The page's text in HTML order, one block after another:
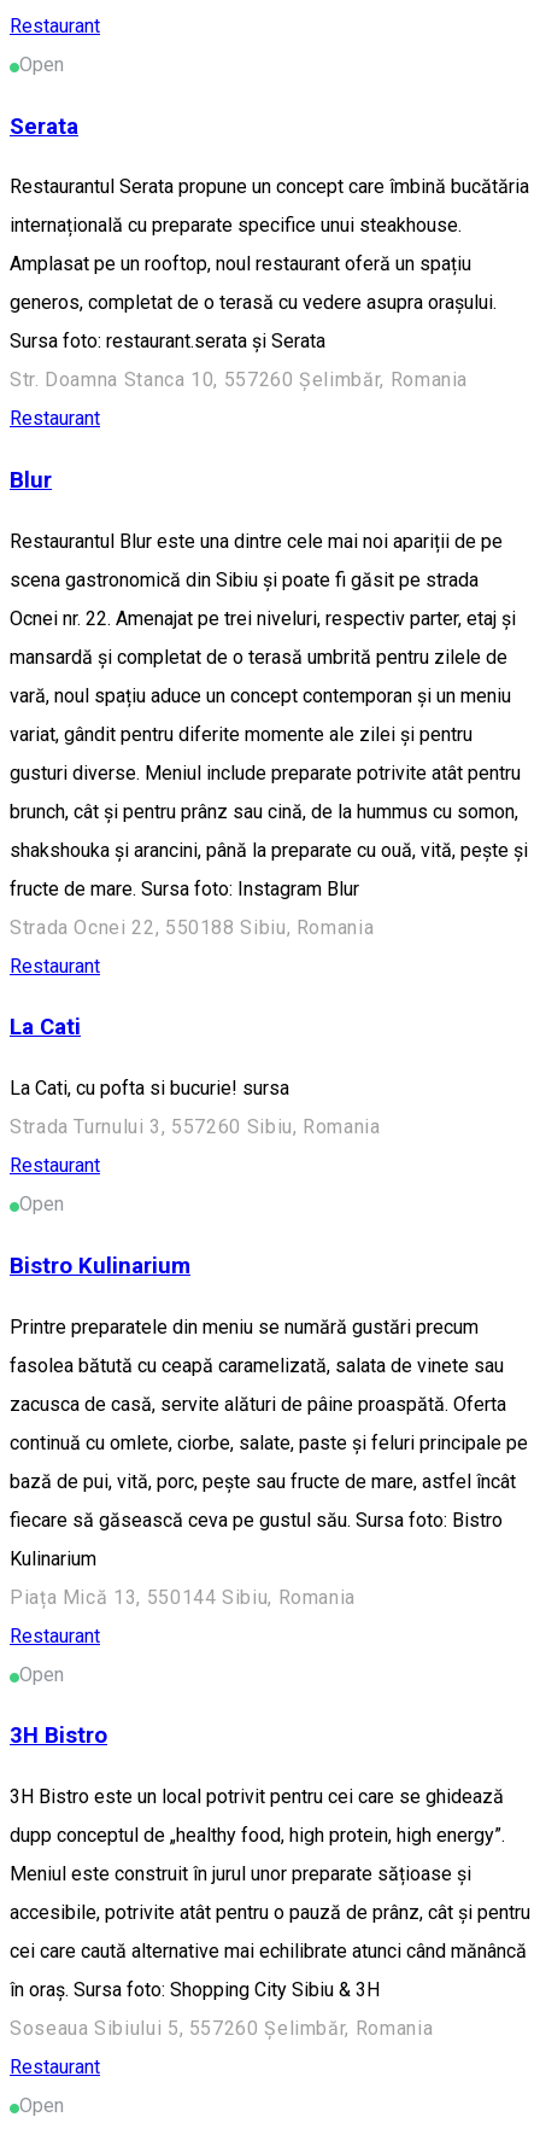
Restaurant
Open
Serata
Restaurantul Serata propune un concept care îmbină bucătăria
internațională cu preparate specifice unui steakhouse.
Amplasat pe un rooftop, noul restaurant oferă un spațiu
generos, completat de o terasă cu vedere asupra orașului.
Sursa foto: restaurant.serata și Serata
Str. Doamna Stanca 10, 557260 Șelimbăr, Romania
Restaurant
Blur
Restaurantul Blur este una dintre cele mai noi apariții de pe
scena gastronomică din Sibiu și poate fi găsit pe strada
Ocnei nr. 22. Amenajat pe trei niveluri, respectiv parter, etaj și
mansardă și completat de o terasă umbrită pentru zilele de
vară, noul spațiu aduce un concept contemporan și un meniu
variat, gândit pentru diferite momente ale zilei și pentru
gusturi diverse. Meniul include preparate potrivite atât pentru
brunch, cât și pentru prânz sau cină, de la hummus cu somon,
shakshouka și arancini, până la preparate cu ouă, vită, pește și
fructe de mare. Sursa foto: Instagram Blur
Strada Ocnei 22, 550188 Sibiu, Romania
Restaurant
La Cati
La Cati, cu pofta si bucurie! sursa
Strada Turnului 3, 557260 Sibiu, Romania
Restaurant
Open
Bistro Kulinarium
Printre preparatele din meniu se numără gustări precum
fasolea bătută cu ceapă caramelizată, salata de vinete sau
zacusca de casă, servite alături de pâine proaspătă. Oferta
continuă cu omlete, ciorbe, salate, paste și feluri principale pe
bază de pui, vită, porc, pește sau fructe de mare, astfel încât
fiecare să găsească ceva pe gustul său. Sursa foto: Bistro
Kulinarium
Piața Mică 13, 550144 Sibiu, Romania
Restaurant
Open
3H Bistro
3H Bistro este un local potrivit pentru cei care se ghidează
dupp conceptul de „healthy food, high protein, high energy”.
Meniul este construit în jurul unor preparate sățioase și
accesibile, potrivite atât pentru o pauză de prânz, cât și pentru
cei care caută alternative mai echilibrate atunci când mănâncă
în oraș. Sursa foto: Shopping City Sibiu & 3H
Soseaua Sibiului 5, 557260 Șelimbăr, Romania
Restaurant
Open